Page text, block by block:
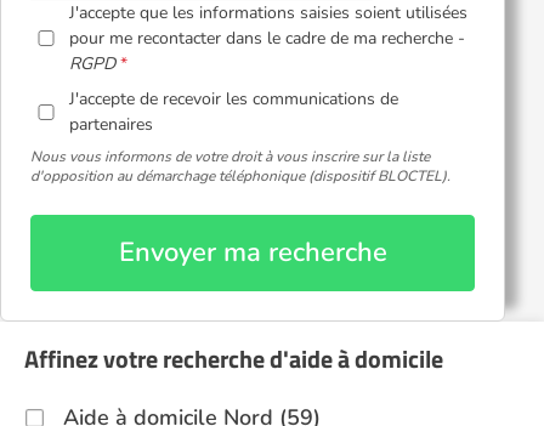
J'accepte que les informations saisies soient utilisées
pour me recontacter dans le cadre de ma recherche -
RGPD
J'accepte de recevoir les communications de
partenaires
Nous vous informons de votre droit à vous inscrire sur la liste
d'opposition au démarchage téléphonique (dispositif BLOCTEL).
Envoyer ma recherche
Affinez votre recherche d'aide à domicile
Aide à domicile Nord (59)